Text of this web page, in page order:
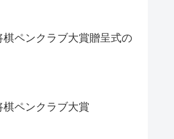
棋ペンクラブ大賞贈呈式の
棋ペンクラブ大賞